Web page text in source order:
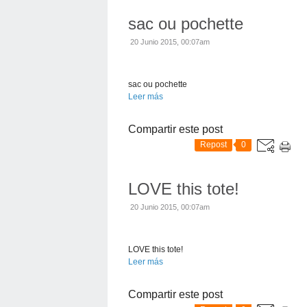
sac ou pochette
20 Junio 2015, 00:07am
sac ou pochette
Leer más
Compartir este post
Repost 0
LOVE this tote!
20 Junio 2015, 00:07am
LOVE this tote!
Leer más
Compartir este post